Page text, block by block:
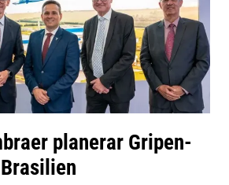
planerar Gripen-